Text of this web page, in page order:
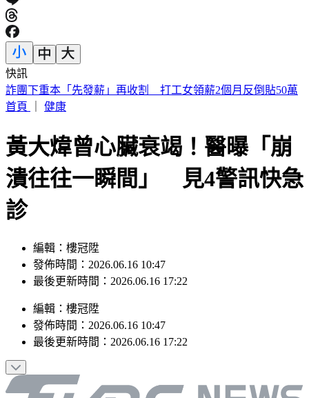
快訊
姜厚任小24歲女友遭疑學歷造假 蕭彤雯：確實台大畢業
首頁
健康
黃大煒曾心臟衰竭！醫曝「崩
潰往往一瞬間」 見4警訊快急
診
編輯：樓冠陞
發佈時間：2026.06.16 10:47
最後更新時間：2026.06.16 17:22
編輯 ： 樓冠陞
發佈時間： 2026.06.16 10:47
最後更新時間： 2026.06.16 17:22